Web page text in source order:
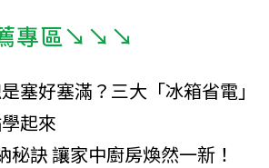
薦專區↘↘↘
塞好塞滿？三大「冰箱省電」
起來
秘訣 讓家中廚房煥然一新！